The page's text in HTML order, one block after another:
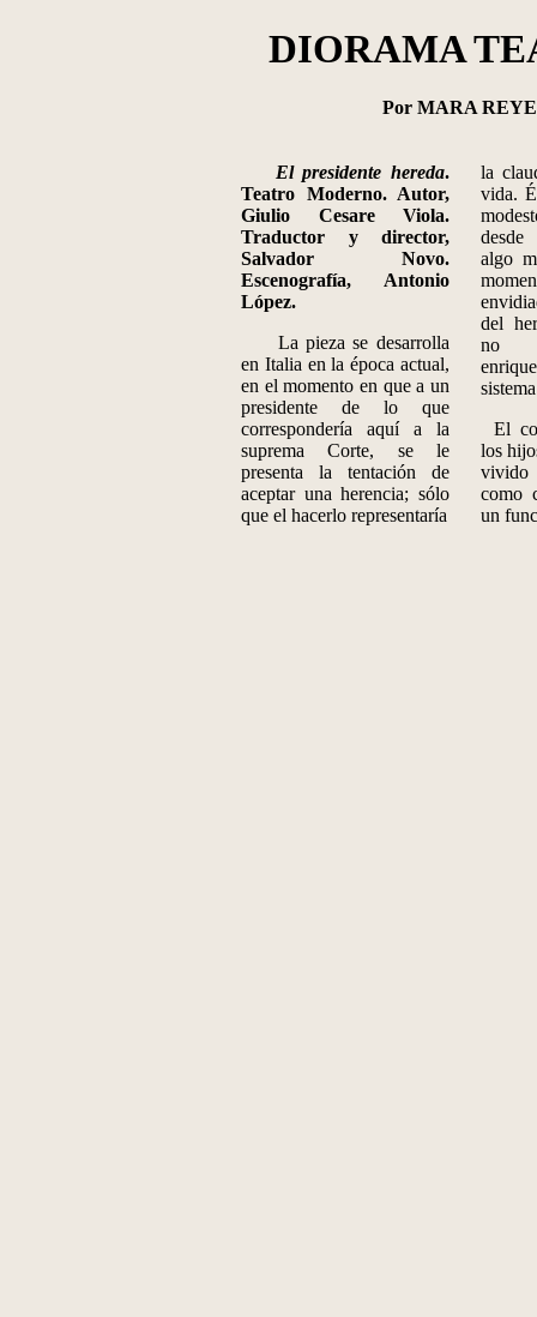
DIORAMA
Por MARA
El presidente hereda.
Teatro Moderno. Autor,
Giulio Cesare Viola.
Traductor y director,
Salvador Novo.
Escenografía, Antonio
López.
La pieza se desarrolla
en Italia en la época actual,
en el momento en que a un
presidente de lo que
correspondería aquí a la
suprema Corte, se le
presenta la tentación de
aceptar una herencia; sólo
que el hacerlo representaría
la
vida.É
desde
algo
del
no
El
los
como
un